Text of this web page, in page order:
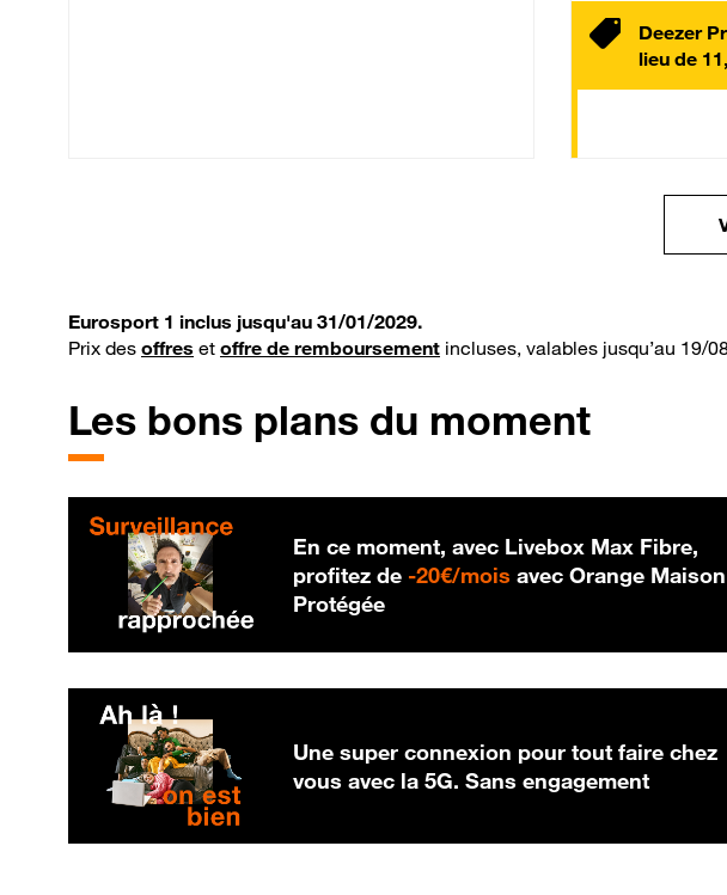
Deezer
lieu de
Eurosport 1 inclus jusqu'au 31/01/2029.
Prix des offres et offre de remboursement incluses, valables jusqu’au 19/
Les bons plans du moment
En ce moment, avec Livebox Max Fibre,
profitez de -20€/mois 20 € par mois
avec Orange Maison
Protégée
Une super connexion pour tout faire chez
vous avec la 5G. Sans engagement